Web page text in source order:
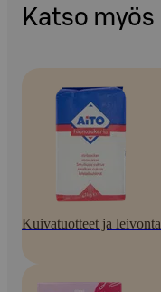
Katso myös
Kuivatuotteet ja leivonta